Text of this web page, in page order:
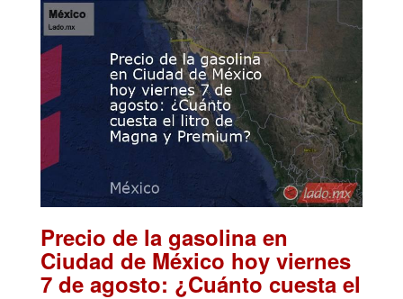
Precio de la gasolina en
Ciudad de México hoy viernes
7 de agosto: ¿Cuánto cuesta el